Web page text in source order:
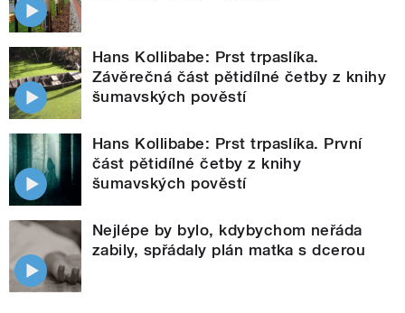
Hans Kollibabe: Prst trpaslíka.
Závěrečná část pětidílné četby z knihy
šumavských pověstí
Hans Kollibabe: Prst trpaslíka. První
část pětidílné četby z knihy
šumavských pověstí
Nejlépe by bylo, kdybychom neřáda
zabily, spřádaly plán matka s dcerou